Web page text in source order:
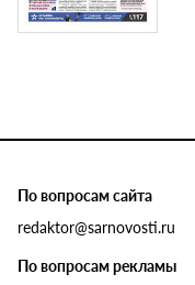
По вопросам сайта
redaktor@sarnovosti.ru
По вопросам рекламы